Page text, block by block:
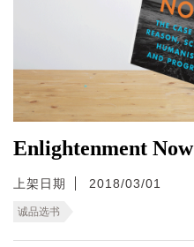
Enlightenment Now
上架日期 2018/03/01
诚品选书